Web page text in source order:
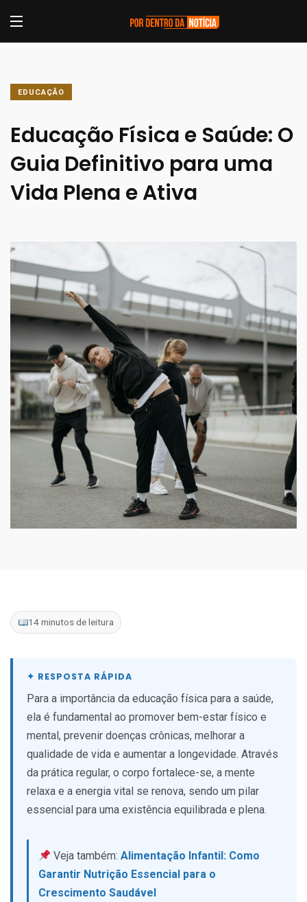
EDUCAÇÃO
Educação Física e Saúde: O
Guia Definitivo para uma
Vida Plena e Ativa
14 minutos de leitura
Para a importância da educação física para a saúde,
ela é fundamental ao promover bem-estar físico e
mental, prevenir doenças crônicas, melhorar a
qualidade de vida e aumentar a longevidade. Através
da prática regular, o corpo fortalece-se, a mente
relaxa e a energia vital se renova, sendo um pilar
essencial para uma existência equilibrada e plena.
Veja também:Alimentação Infantil: Como
Garantir Nutrição Essencial para o
Crescimento Saudável